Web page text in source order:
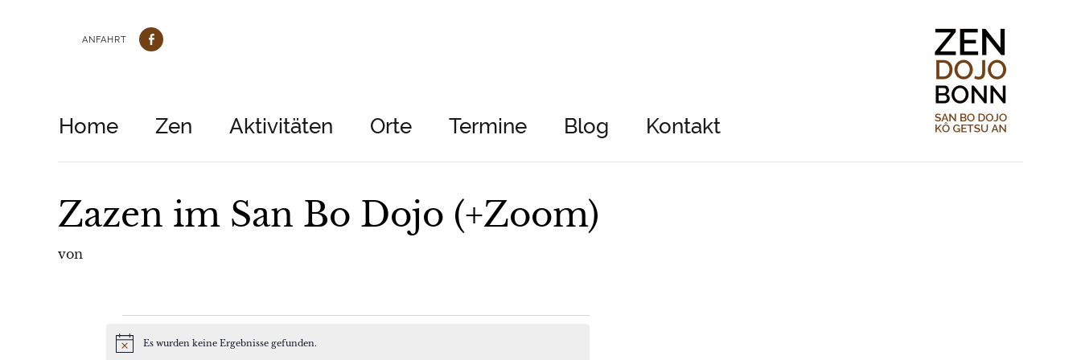
ANFAHRT
Home Zen Aktivitäten Orte Termine Blog Kontakt
Zazen im San Bo Dojo (+Zoom)
von
Veranstaltungen
HinweisEs wurden keine Ergebnisse gefunden.